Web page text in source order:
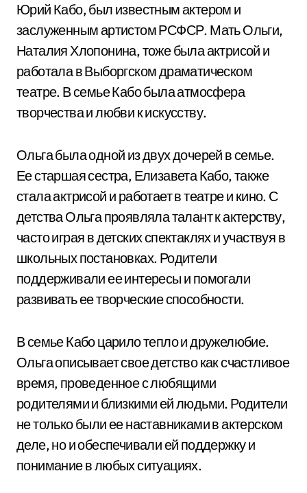
Юрий Кабо, был известным актером и
заслуженным артистом РСФСР. Мать Ольги,
Наталия Хлопонина, тоже была актрисой и
работала в Выборгском драматическом
театре. В семье Кабо была атмосфера
творчества и любви к искусству.
Ольга была одной из двух дочерей в семье.
Ее старшая сестра, Елизавета Кабо, также
стала актрисой и работает в театре и кино. С
детства Ольга проявляла талант к актерству,
часто играя в детских спектаклях и участвуя в
школьных постановках. Родители
поддерживали ее интересы и помогали
развивать ее творческие способности.
В семье Кабо царило тепло и дружелюбие.
Ольга описывает свое детство как счастливое
время, проведенное с любящими
родителями и близкими ей людьми. Родители
не только были ее наставниками в актерском
деле, но и обеспечивали ей поддержку и
понимание в любых ситуациях.